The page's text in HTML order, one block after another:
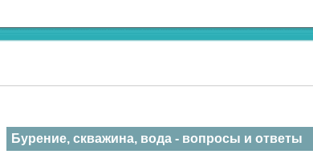
Бурение, скважина, вода - вопросы и ответы